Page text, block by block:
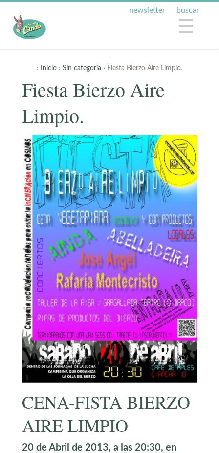
buscar
newsletter
☰
› Inicio › Sin categoría › Fiesta Bierzo Aire Limpio.
Fiesta Bierzo Aire
Limpio.
CENA-FISTA BIERZO
AIRE LIMPIO
20 de Abril de 2013, a las 20:30, en